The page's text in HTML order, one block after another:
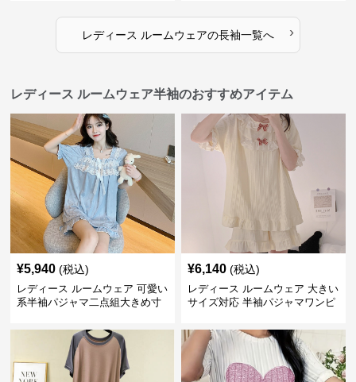
レディース ルームウェアの長袖一覧へ ›
レディース ルームウェア半袖のおすすめアイテム
¥5,940 (税込)
レディース ルームウェア 可愛い
系半袖パジャマ二点組大きめ寸
¥6,140 (税込)
レディース ルームウェア 大きい
サイズ対応 半袖パジャマワンピ